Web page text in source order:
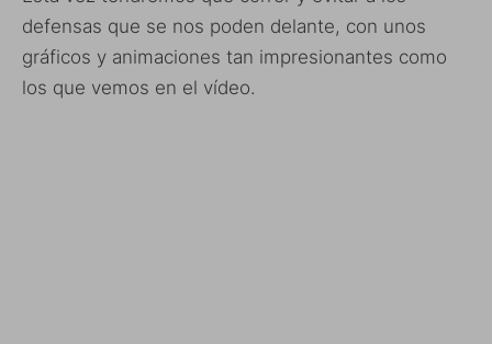
defensas que se nos poden delante, con unos
gráficos y animaciones tan impresionantes como
los que vemos en el vídeo.